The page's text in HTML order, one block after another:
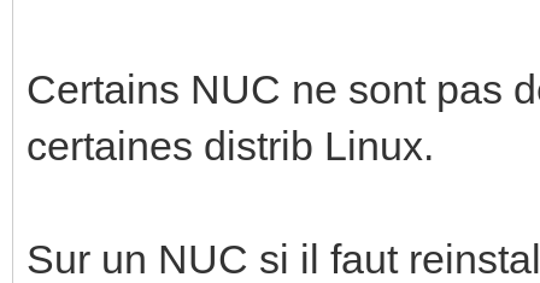
Certains NUC ne sont pas
certaines distrib Linux.
Sur un NUC si il faut